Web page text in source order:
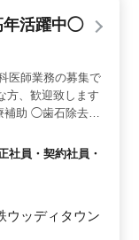
す。 ＜業務
部品の交換・
々な業務があ
の設置、オ
。 ＜待遇や環
可否、そして
円から480万
味がある方
年活躍中◯
医師業務の募集で
方、歓迎致します
助 ◯歯石除去
歯科・矯正歯科
完備 ＊車通勤可
社員・契約社員・
ウッディタウン